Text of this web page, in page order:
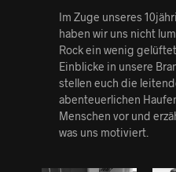
Im Zuge unseres
haben wir uns nicht
Rock ein wenig
Einblicke in unsere
stellen euch die
abenteuerlichen
Menschen vor und
was uns motiviert.